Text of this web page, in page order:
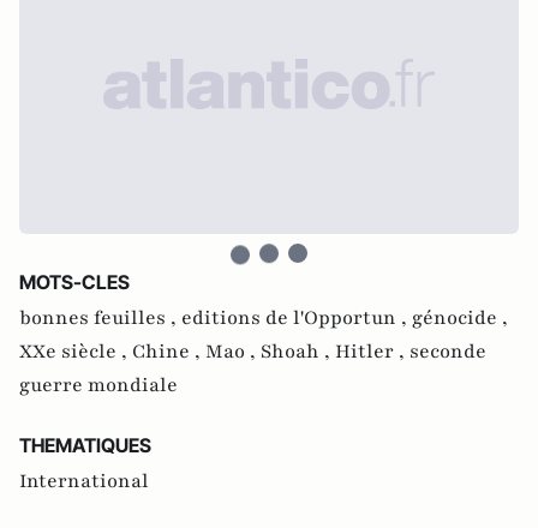
MOTS-CLES
bonnes feuilles , editions de l'Opportun , génocide ,
XXe siècle , Chine , Mao , Shoah , Hitler , seconde
guerre mondiale
THEMATIQUES
International